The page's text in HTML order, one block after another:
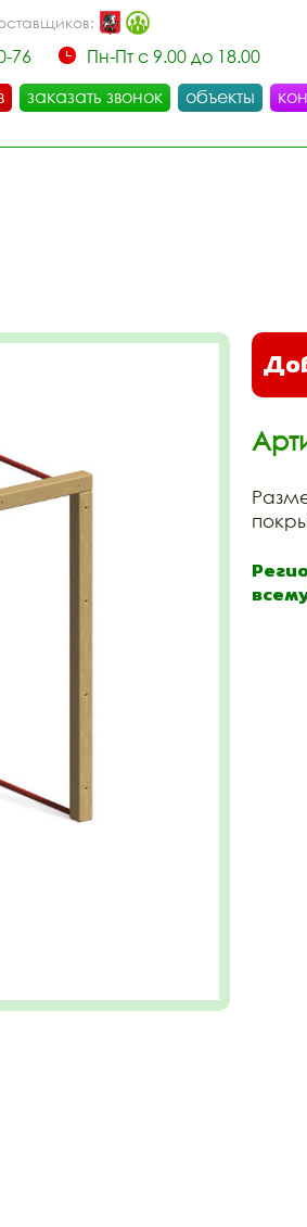
76
Пн-Пт с 9.00 до 18.00
заказать звонок объекты